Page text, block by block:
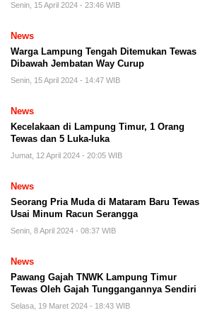
Senin, 15 April 2024 - 23:46 WIB
News
Warga Lampung Tengah Ditemukan Tewas
Dibawah Jembatan Way Curup
Senin, 15 April 2024 - 14:47 WIB
News
Kecelakaan di Lampung Timur, 1 Orang
Tewas dan 5 Luka-luka
Jumat, 12 April 2024 - 20:05 WIB
News
Seorang Pria Muda di Mataram Baru Tewas
Usai Minum Racun Serangga
Senin, 8 April 2024 - 08:37 WIB
News
Pawang Gajah TNWK Lampung Timur
Tewas Oleh Gajah Tunggangannya Sendiri
Selasa, 19 Maret 2024 - 18:43 WIB